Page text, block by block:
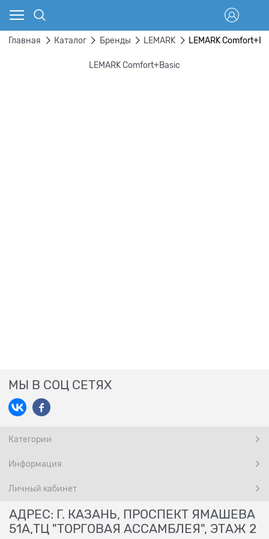
Главная Каталог Бренды LEMARK LEMARK
LEMARK Comfort+Basic
МЫ В СОЦ СЕТЯХ
Категории
Информация
Личный кабинет
АДРЕС: Г. КАЗАНЬ, ПРОСПЕКТ ЯМАШЕВА
51А,ТЦ "ТОРГОВАЯ АССАМБЛЕЯ", ЭТАЖ 2